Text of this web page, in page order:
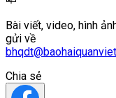
Bài viết, video, hình
gửi về
Chia sẻ